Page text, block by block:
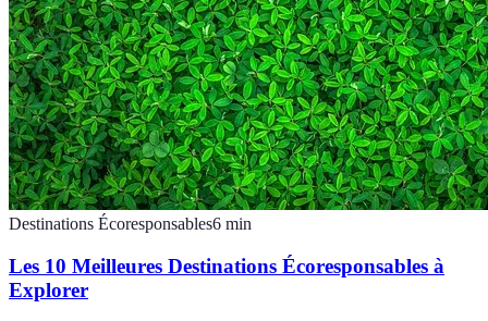
Destinations Écoresponsables6 min
Les 10 Meilleures Destinations Écoresponsables à
Explorer